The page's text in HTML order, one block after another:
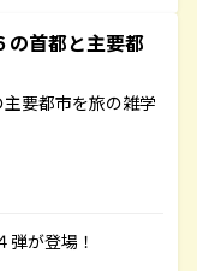
首都と主要都
要都市を旅の雑学
弾が登場！